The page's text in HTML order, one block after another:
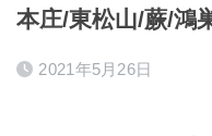
本庄/東松山/蕨/鴻
2021年5月26日